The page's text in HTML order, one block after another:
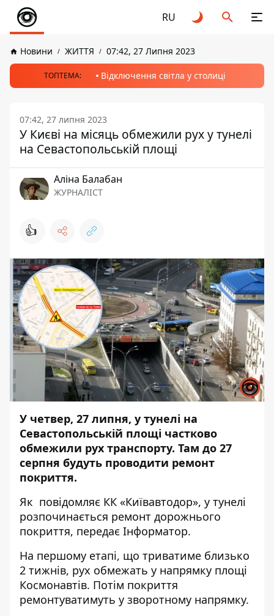
RU
Новини ЖИТТЯ 07:42, 27 Липня 2023
ТОПТЕМА: Відключення світла у столиці
07:42, 27 липня 2023
У Києві на місяць обмежили рух у тунелі
на Севастопольській площі
Аліна Балабан
ЖУРНАЛІСТ
👍
У четвер, 27 липня, у тунелі на
Севастопольській площі частково
обмежили рух транспорту. Там до 27
серпня будуть проводити ремонт
покриття.
Як повідомляє КК «Київавтодор», у тунелі
розпочинається ремонт дорожнього
покриття, передає Інформатор.
На першому етапі, що триватиме близько
2 тижнів, рух обмежать у напрямку площі
Космонавтів. Потім покриття
ремонтуватимуть у зворотному напрямку.